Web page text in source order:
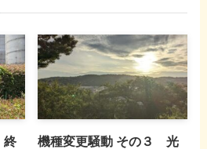
終
機種変更騒動 その３ 光